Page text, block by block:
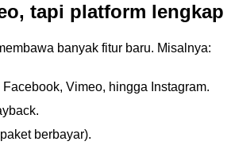
tapi platform lengkap
banyak fitur baru. Misalnya:
Vimeo, hingga Instagram.
berbayar).